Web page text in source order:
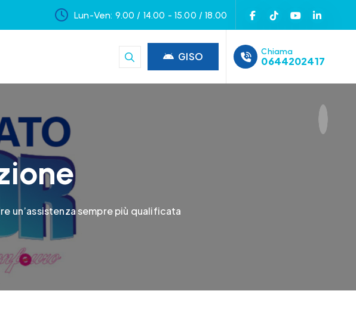
Lun-Ven: 9.00 / 14.00 - 15.00 / 18.00
GISO Chiama
0644202417
un’assistenza sempre più qualificata